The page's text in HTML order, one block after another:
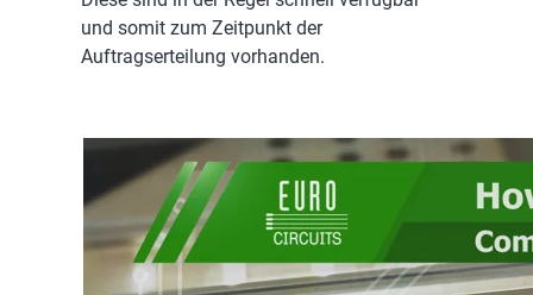
und somit zum Zeitpunkt der
Auftragserteilung vorhanden.